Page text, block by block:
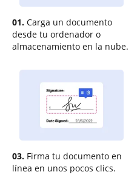
01. Carga un documento
desde tu ordenador o
almacenamiento en la nube.
03. Firma tu documento en
línea en unos pocos clics.